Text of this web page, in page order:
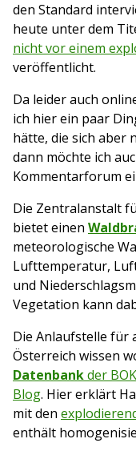
den Standard
heute unter dem
nicht vor einem
veröffentlicht.
Da leider auch
ich hier ein paar
hätte, die sich aber
dann möchte ich
Kommentarforum
Die Zentralanstalt
bietet einen
meteorologische
Lufttemperatur,
und
Vegetation kann
Die Anlaufstelle für
Österreich wissen
Datenbankder
Blog. Hier erklärt
mit den
enthält